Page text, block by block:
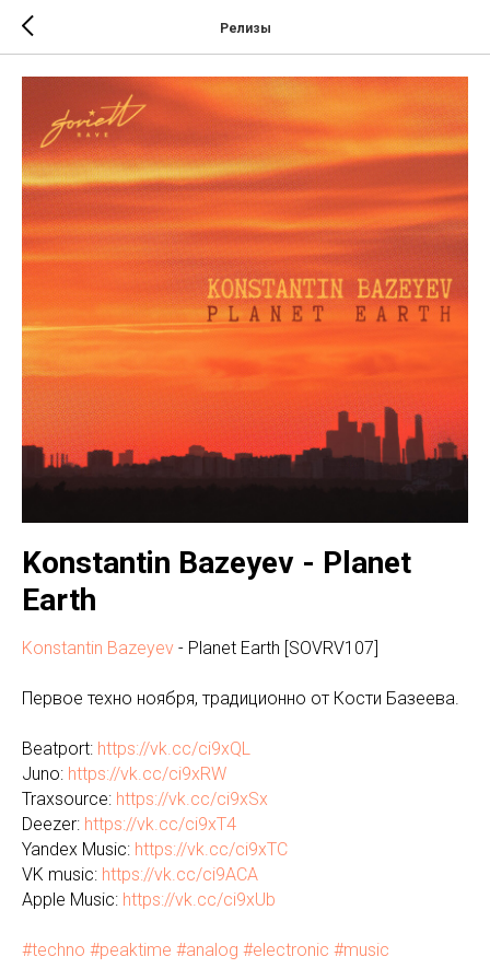
Релизы
Konstantin Bazeyev - Planet
Earth
Konstantin Bazeyev - Planet Earth [SOVRV107]
Первое техно ноября, традиционно от Кости Базеева.
Beatport: https://vk.cc/ci9xQL
Juno: https://vk.cc/ci9xRW
Traxsource: https://vk.cc/ci9xSx
Deezer: https://vk.cc/ci9xT4
Yandex Music: https://vk.cc/ci9xTC
VK music: https://vk.cc/ci9ACA
Apple Music: https://vk.cc/ci9xUb
#techno #peaktime #analog #electronic #music